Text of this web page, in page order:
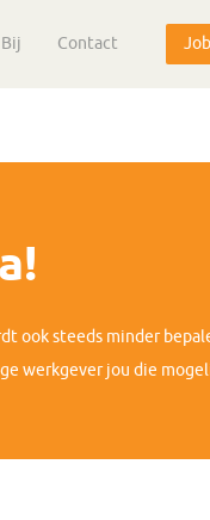
Contact
ook steeds minder
werkgever jou die